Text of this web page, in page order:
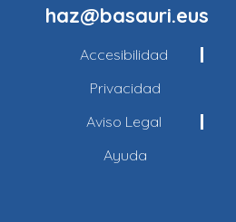
haz@basauri.eus
Accesibilidad
Privacidad
Aviso Legal
Ayuda